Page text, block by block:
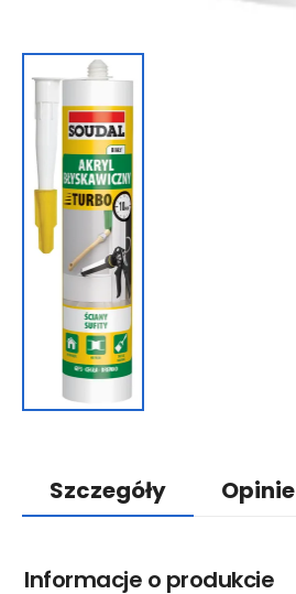
Szczegóły Opinie
Informacje o produkcie